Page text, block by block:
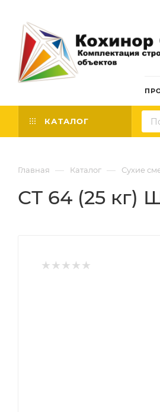
КАТАЛОГ
Главная — Каталог — Сухие
СТ 64 (25 кг)